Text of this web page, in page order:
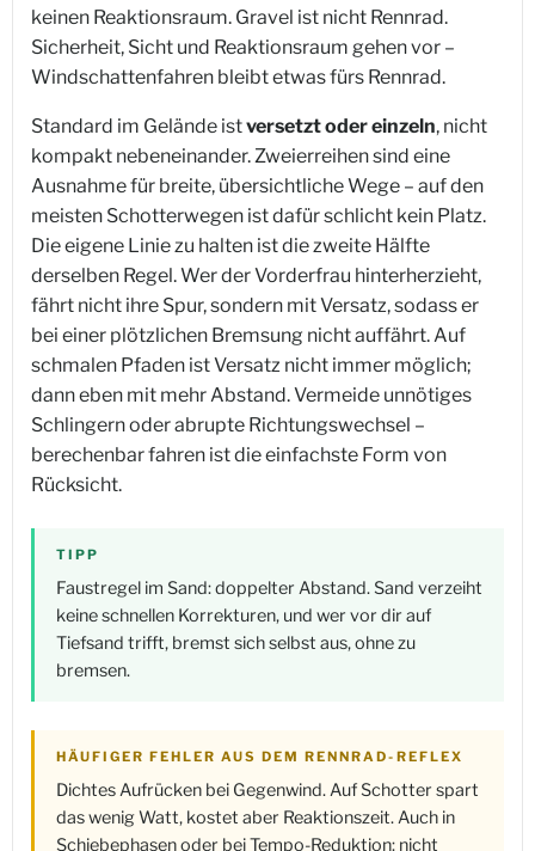
keinen Reaktionsraum. Gravel ist nicht Rennrad.
Sicherheit, Sicht und Reaktionsraum gehen vor –
Windschattenfahren bleibt etwas fürs Rennrad.
Standard im Gelände istversetzt oder einzeln, nicht
kompakt nebeneinander. Zweierreihen sind eine
Ausnahme für breite, übersichtliche Wege – auf den
meisten Schotterwegen ist dafür schlicht kein Platz.
Die eigene Linie zu halten ist die zweite Hälfte
derselben Regel. Wer der Vorderfrau hinterherzieht,
fährt nicht ihre Spur, sondern mit Versatz, sodass er
bei einer plötzlichen Bremsung nicht auffährt. Auf
schmalen Pfaden ist Versatz nicht immer möglich;
dann eben mit mehr Abstand. Vermeide unnötiges
Schlingern oder abrupte Richtungswechsel –
berechenbar fahren ist die einfachste Form von
Rücksicht.
TIPP
Faustregel im Sand: doppelter Abstand. Sand verzeiht
keine schnellen Korrekturen, und wer vor dir auf
Tiefsand trifft, bremst sich selbst aus, ohne zu
bremsen.
HÄUFIGER FEHLER AUS DEM RENNRAD-REFLEX
Dichtes Aufrücken bei Gegenwind. Auf Schotter spart
das wenig Watt, kostet aber Reaktionszeit. Auch in
Schiebephasen oder bei Tempo-Reduktion: nicht